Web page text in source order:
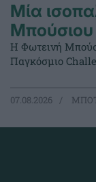
Μία
Μπούσιου
Η Φωτεινή
Παγκόσμιο
07.08.2026